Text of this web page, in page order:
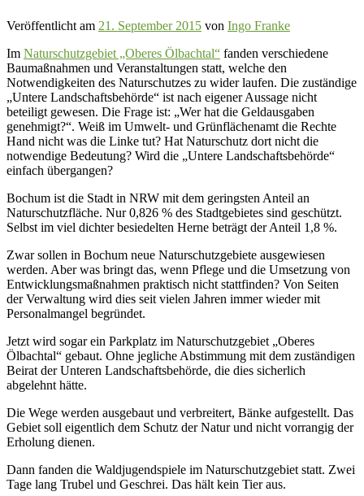
Veröffentlicht am 21. September 2015 von Ingo Franke
Im Naturschutzgebiet „Oberes Ölbachtal“ fanden verschiedene
Baumaßnahmen und Veranstaltungen statt, welche den
Notwendigkeiten des Naturschutzes zu wider laufen. Die zuständige
„Untere Landschaftsbehörde“ ist nach eigener Aussage nicht
beteiligt gewesen. Die Frage ist: „Wer hat die Geldausgaben
genehmigt?“. Weiß im Umwelt- und Grünflächenamt die Rechte
Hand nicht was die Linke tut? Hat Naturschutz dort nicht die
notwendige Bedeutung? Wird die „Untere Landschaftsbehörde“
einfach übergangen?
Bochum ist die Stadt in NRW mit dem geringsten Anteil an
Naturschutzfläche. Nur 0,826 % des Stadtgebietes sind geschützt.
Selbst im viel dichter besiedelten Herne beträgt der Anteil 1,8 %.
Zwar sollen in Bochum neue Naturschutzgebiete ausgewiesen
werden. Aber was bringt das, wenn Pflege und die Umsetzung von
Entwicklungsmaßnahmen praktisch nicht stattfinden? Von Seiten
der Verwaltung wird dies seit vielen Jahren immer wieder mit
Personalmangel begründet.
Jetzt wird sogar ein Parkplatz im Naturschutzgebiet „Oberes
Ölbachtal“ gebaut. Ohne jegliche Abstimmung mit dem zuständigen
Beirat der Unteren Landschaftsbehörde, die dies sicherlich
abgelehnt hätte.
Die Wege werden ausgebaut und verbreitert, Bänke aufgestellt. Das
Gebiet soll eigentlich dem Schutz der Natur und nicht vorrangig der
Erholung dienen.
Dann fanden die Waldjugendspiele im Naturschutzgebiet statt. Zwei
Tage lang Trubel und Geschrei. Das hält kein Tier aus.